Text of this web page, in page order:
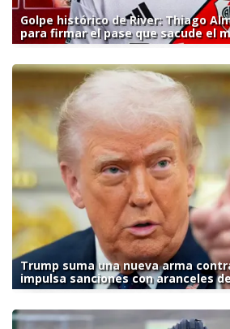
Golpe histórico de River: Thiago
para firmar el pase que sacude el
Trump suma una nueva arma
impulsa sanciones con aranceles